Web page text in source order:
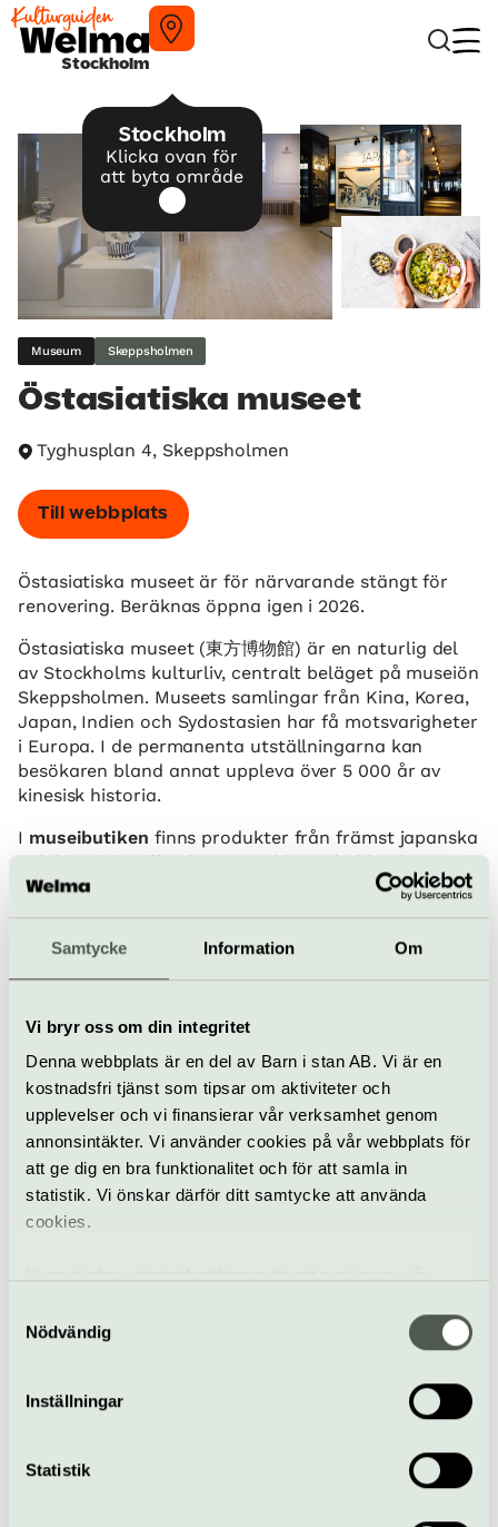
Samtycke Information Om
Vi bryr oss om din integritet
Denna webbplats är en del av Barn i stan AB. Vi är en
kostnadsfri tjänst som tipsar om aktiviteter och
upplevelser och vi finansierar vår verksamhet genom
annonsintäkter. Vi använder cookies på vår webbplats för
att ge dig en bra funktionalitet och för att samla in
statistik. Vi önskar därför ditt samtycke att använda
cookies.
samt tillhandahålla funktioner för sociala medier. Vi
vidarebefordrar även sådana identifierare och annan
information från din enhet till de sociala medier och
annons- och analysföretag som vi samarbetar med.
information som du har tillhandahållit eller som de har
Nödvändig
Inställningar
Statistik
Stockholm
Stockholm
Klicka ovan för
att byta område
Museum Skeppsholmen
Östasiatiska museet
Tyghusplan 4, Skeppsholmen
Till webbplats
Östasiatiska museet är för närvarande stängt för
renovering. Beräknas öppna igen i 2026.
Östasiatiska museet (東方博物館) är en naturlig del
av Stockholms kulturliv, centralt beläget på museiön
Skeppsholmen. Museets samlingar från Kina, Korea,
Japan, Indien och Sydostasien har få motsvarigheter
i Europa. I de permanenta utställningarna kan
besökaren bland annat uppleva över 5 000 år av
kinesisk historia.
I museibutiken finns produkter från främst japanska
och kinesiska tillverkare. Här hittar du bland annat
skålar, smycken och böcker.
annat erbjuder utvalda teer, kaffe, bakverk och
glass. Du kan även prova vårt tepaket och smaka på
Stängt för renovering. Öppnar igen 2026.
Pris
–
Bra att veta
Kafé
Hiss och ramper
Närmaste tunnelbanestation är Kungsträdgården
www.ostasiatiskamuseet.se